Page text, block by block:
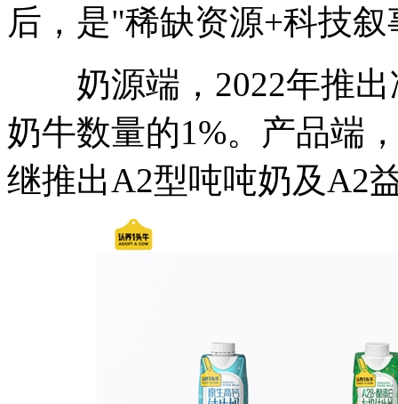
后，是"稀缺资源+科技
奶源端，2022年推出
奶牛数量的1%。产品端
继推出A2型吨吨奶及A2